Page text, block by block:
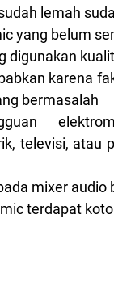
lemah
yang belum
digunakan
karena
bermasalah
televisi, atau
mixer audio
terdapat